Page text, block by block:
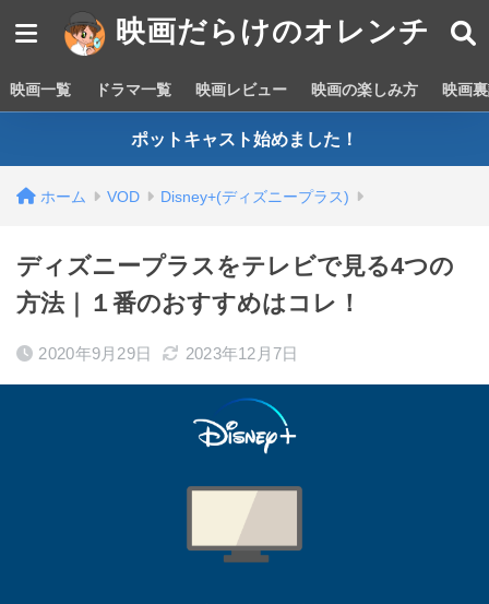
映画だらけのオレンチ
映画一覧 ドラマ一覧 映画レビュー 映画の楽しみ方 映画
ポットキャスト始めました！
ホーム VOD Disney+(ディズニープラス)
ディズニープラスをテレビで見る4つの
方法｜１番のおすすめはコレ！
2020年9月29日 2023年12月7日